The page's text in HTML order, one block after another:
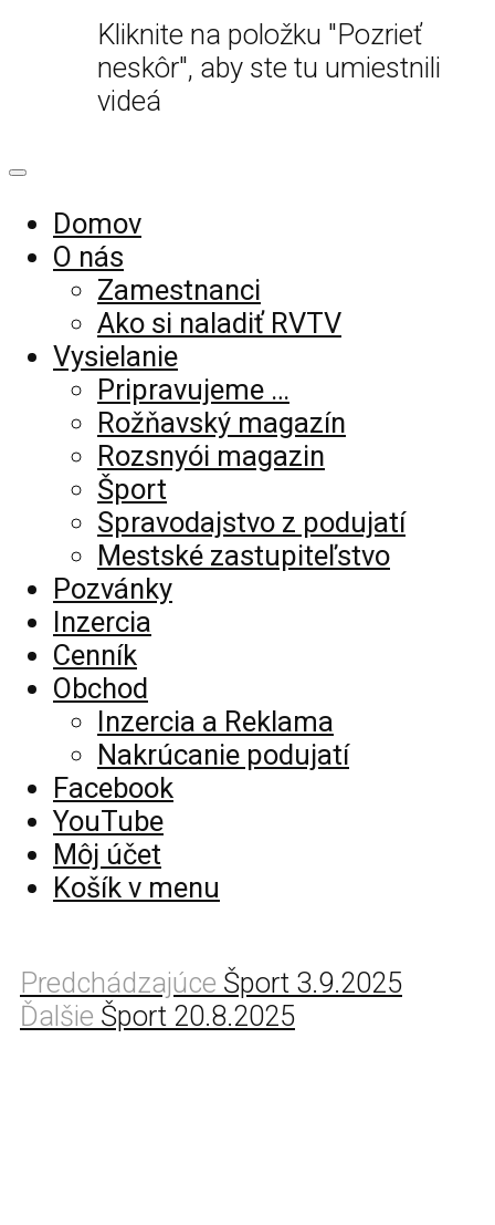
Kliknite na položku "Pozrieť
neskôr", aby ste tu umiestnili
videá
Domov
O nás
Zamestnanci
Ako si naladiť RVTV
Vysielanie
Pripravujeme …
Rožňavský magazín
Rozsnyói magazin
Šport
Spravodajstvo z podujatí
Mestské zastupiteľstvo
Pozvánky
Inzercia
Cenník
Obchod
Inzercia a Reklama
Nakrúcanie podujatí
Facebook
YouTube
Môj účet
Košík v menu
Predchádzajúce Šport 3.9.2025
Ďalšie Šport 20.8.2025